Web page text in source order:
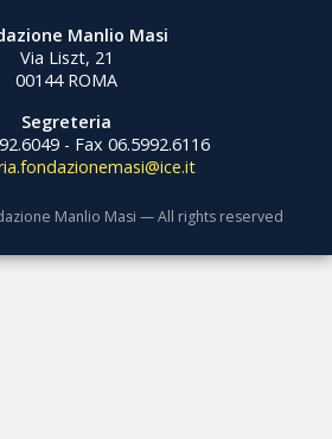
Manlio Masi
Via Liszt, 21
00144 ROMA
Segreteria
- Fax 06.5992.6116
Manlio Masi — All rights reserved